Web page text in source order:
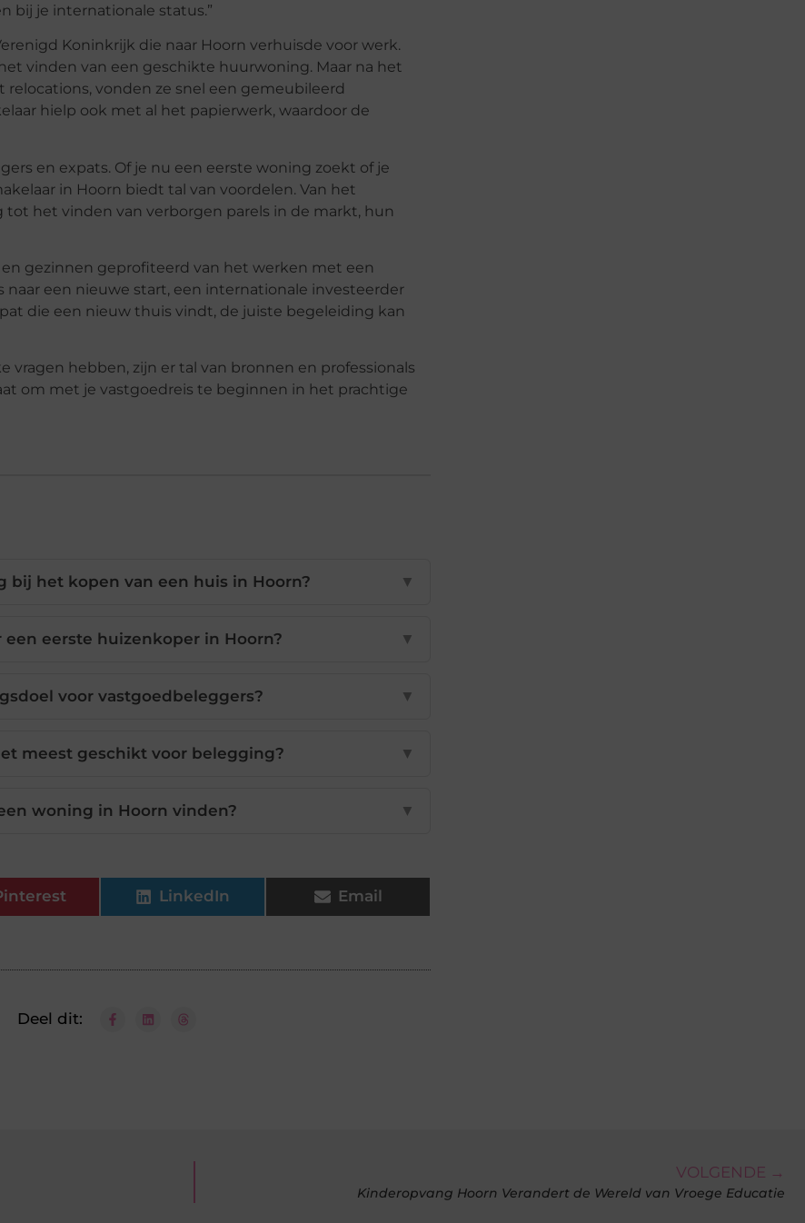
bij je internationale status.”
Koninkrijk die naar Hoorn verhuisde voor werk.
vinden van een geschikte huurwoning. Maar na het
vonden ze snel een gemeubileerd
hielp ook met al het papierwerk, waardoor de
en expats. Of je nu een eerste woning zoekt of je
in Hoorn biedt tal van voordelen. Van het
het vinden van verborgen parels in de markt, hun
gezinnen geprofiteerd van het werken met een
naar een nieuwe start, een internationale investeerder
die een nieuw thuis vindt, de juiste begeleiding kan
hebben, zijn er tal van bronnen en professionals
om met je vastgoedreis te beginnen in het prachtige
bij het kopen van een huis in Hoorn? ▼
eerste huizenkoper in Hoorn? ▼
voor vastgoedbeleggers? ▼
meest geschikt voor belegging? ▼
woning in Hoorn vinden? ▼
LinkedIn Email
Deel dit:
VOLGENDE →
Kinderopvang Hoorn Verandert de Wereld van Vroege Educatie